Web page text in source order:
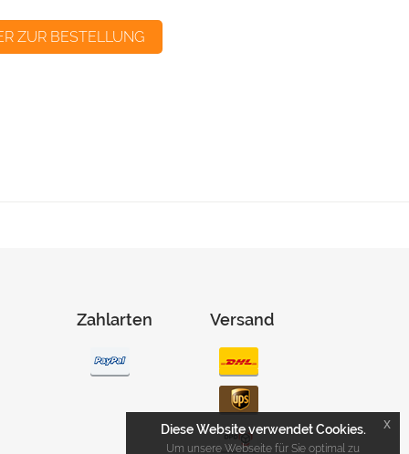
Zahlarten Versand
Diese Website verwendet Cookies.
Um unsere Webseite für Sie optimal zu
x